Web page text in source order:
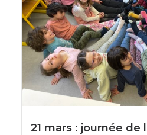
21 mars : journée de